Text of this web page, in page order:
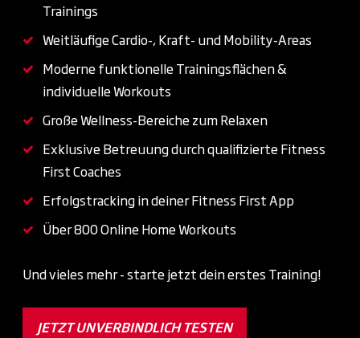
Trainings
Weitläufige Cardio-, Kraft- und Mobility-Areas
Moderne funktionelle Trainingsflächen &
individuelle Workouts
Große Wellness-Bereiche zum Relaxen
Exklusive Betreuung durch qualifizierte Fitness
First Coaches
Erfolgstracking in deiner Fitness First App
Über 800 Online Home Workouts
Und vieles mehr - starte jetzt dein erstes Training!
JETZT UNVERBINDLICH TESTEN